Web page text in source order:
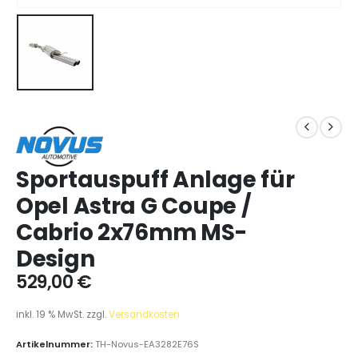
Sportauspuff Anlage für
Opel Astra G Coupe /
Cabrio 2x76mm MS-
Design
529,00€
inkl. 19 % MwSt. zzgl.Versandkosten
Artikelnummer:TH-Novus-EA3282E76S